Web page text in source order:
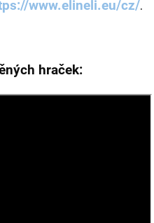
www.elineli.eu/cz/.
hraček: